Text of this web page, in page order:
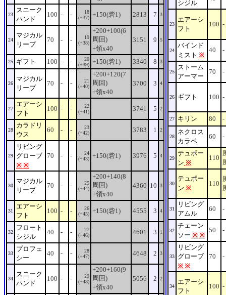
23
スニーク
ハンド
100 - -
18
(+37) +150(砦1) 2813 7 3
24
マジカル
リープ
70 - -
19
(+38)
+200+100(6
周回)
+領x40
3151 9 5
25 ギフト 100 - -
20
(+39) +150(砦1) 3340 8 3
26
マジカル
リープ
70 - -
21
(+40)
+200+120(7
周回)
+領x40
3700 3 4
27
エアーシ
フト
100 - -
22
(+41)
3741 5 2
28
カラドリ
ウス
60 - -
23
(+42)
3783 1 2
29
リビング
グローブ
※ ※
70 - -
24
(+43) +150(砦1) 3976 5 4
30
マジカル
リープ
70 - -
25
(+44)
+200+140(8
周回)
+領x40
4360 10 3
31
エアーシ
フト
100 - -
26
(+45) +150(砦1) 4555 3 4
32
フロート
シジル
40 - -
27
(+46)
4601 3 1
33
プロフェ
シー
40 - -
28
(+47)
4648 2 3
34
スニーク
ハンド
100 - -
29
(+48)
+200+160(9
周回)
+領x40
5056 2 2
シジル
23
エアーシ
フト
100 -
24
バインド
ミスト ※
40 -
25
ストーム
アーマー
70 -
26 ギフト 100 -
27 キリン 80 -
28
ネクロス
カラベ
60 -
29
テュポー
ン ※
110
30
テュポー
ン ※
110
31
リビング
アムル
60 -
32
チェーン
ソー ※ ※
50 -
33
リビング
グローブ
※ ※
70 -
34
エアーシ
フト
100 -